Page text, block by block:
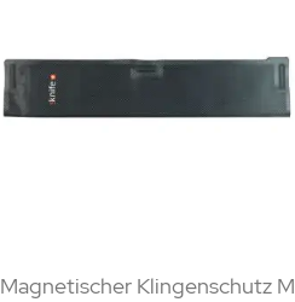
Magnetischer Klingenschutz M